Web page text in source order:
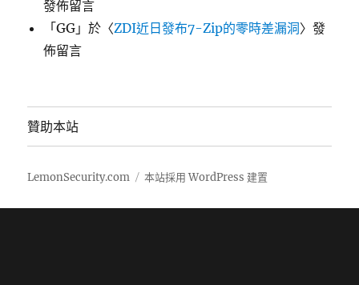
發佈留言
「GG 」於〈ZDI近日發布7-Zip的零時差漏洞〉發
佈留言
贊助本站
LemonSecurity.com 本站採用 WordPress 建置